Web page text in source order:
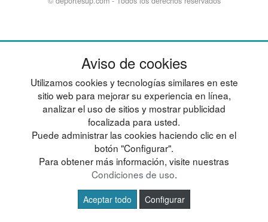
Aviso de cookies
Utilizamos cookies y tecnologías similares en este
sitio web para mejorar su experiencia en línea,
analizar el uso de sitios y mostrar publicidad
focalizada para usted.
Puede administrar las cookies haciendo clic en el
botón "Configurar".
Para obtener más información, visite nuestras
Condiciones de uso.
Aceptar todo Configurar